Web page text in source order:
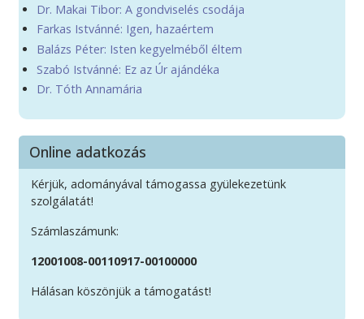
Dr. Makai Tibor: A gondviselés csodája
Farkas Istvánné: Igen, hazaértem
Balázs Péter: Isten kegyelméből éltem
Szabó Istvánné: Ez az Úr ajándéka
Dr. Tóth Annamária
Online adatkozás
Kérjük, adományával támogassa gyülekezetünk
szolgálatát!
Számlaszámunk:
12001008-00110917-00100000
Hálásan köszönjük a támogatást!